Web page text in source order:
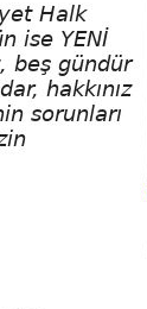
Halk
ise YENİ
beş gündür
hakkınız
sorunları